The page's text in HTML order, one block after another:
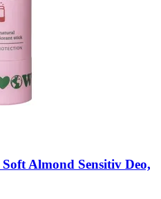
Soft Almond Sensitiv Deo,